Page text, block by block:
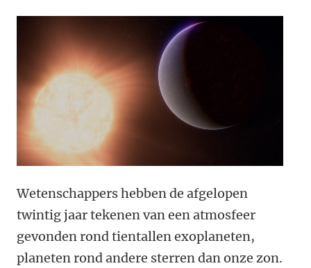
Wetenschappers hebben de afgelopen
twintig jaar tekenen van een atmosfeer
gevonden rond tientallen exoplaneten,
planeten rond andere sterren dan onze zon.